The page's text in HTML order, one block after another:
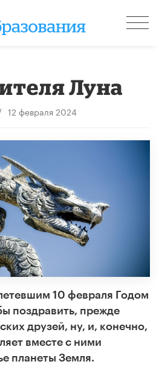
Луна
12 февраля 2024
10 февраля Годом
поздравить, прежде
друзей, ну, и, конечно,
вместе с ними
планеты Земля.